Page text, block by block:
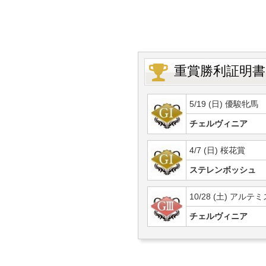
重賞勝利証明書
5/19 (日) 優駿牝馬
チェルヴィニア
4/7 (日) 桜花賞
ステレンボッシュ
10/28 (土) アルテミ
チェルヴィニア